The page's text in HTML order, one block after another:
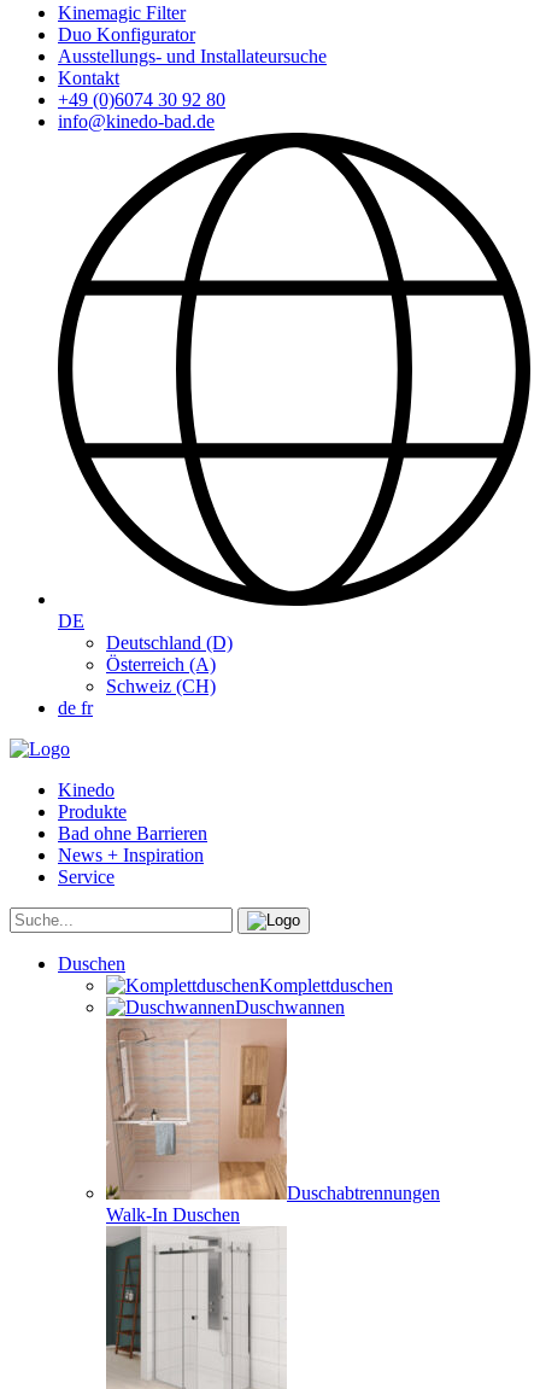
Kinemagic Filter
Duo Konfigurator
Ausstellungs- und Installateursuche
Kontakt
+49 (0)6074 30 92 80
info@kinedo-bad.de
DE
Deutschland (D)
Österreich (A)
Schweiz (CH)
de fr
Kinedo
Produkte
Bad ohne Barrieren
News + Inspiration
Service
Duschen
Komplettduschen
Duschwannen
Duschabtrennungen
Walk-In Duschen